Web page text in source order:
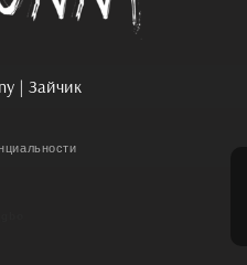
| Зайчик